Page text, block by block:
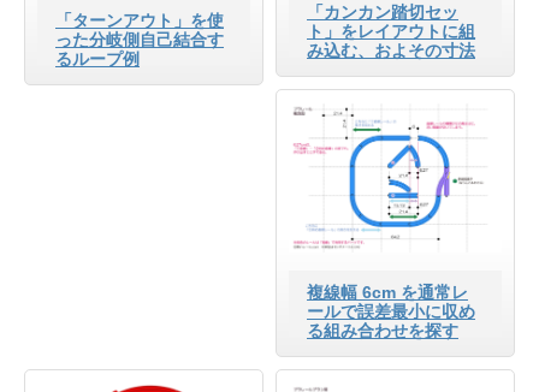
「ターンアウト」を使
った分岐側自己結合す
るループ例
「カンカン踏切セッ
ト」をレイアウトに組
み込む、およその寸法
複線幅 6cm を通常レ
ールで誤差最小に収め
る組み合わせを探す